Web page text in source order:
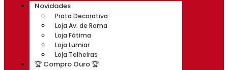
Novidades
Prata Decorativa
Loja Av. de Roma
Loja Fátima
Loja Lumiar
Loja Telheiras
🏆 Compro Ouro 🏆